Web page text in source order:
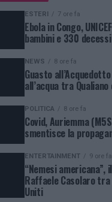
ESTERI 7 ore fa
Ebola in Congo,
bambini e 330 decessi
NEWS 8 ore fa
Guasto
all’acqua tra
POLITICA 8 ore fa
Covid, Auriemma
smentisce la
ENTERTAINMENT 9 ore fa
“Nemesi
Raffaele Casolaro
Uniti